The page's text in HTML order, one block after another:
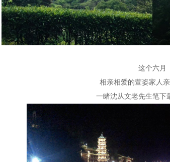
这个六月
相亲相爱的萱姿家人
一睹沈从文老先生笔下